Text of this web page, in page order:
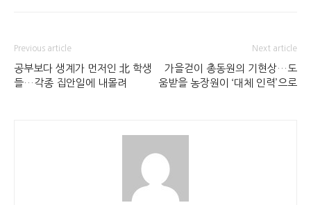
Previous article
공부보다 생계가 먼저인 北 학생
들…각종 집안일에 내몰려
Next article
가을걷이 총동원의 기현상…도
움받을 농장원이 ‘대체 인력’으로